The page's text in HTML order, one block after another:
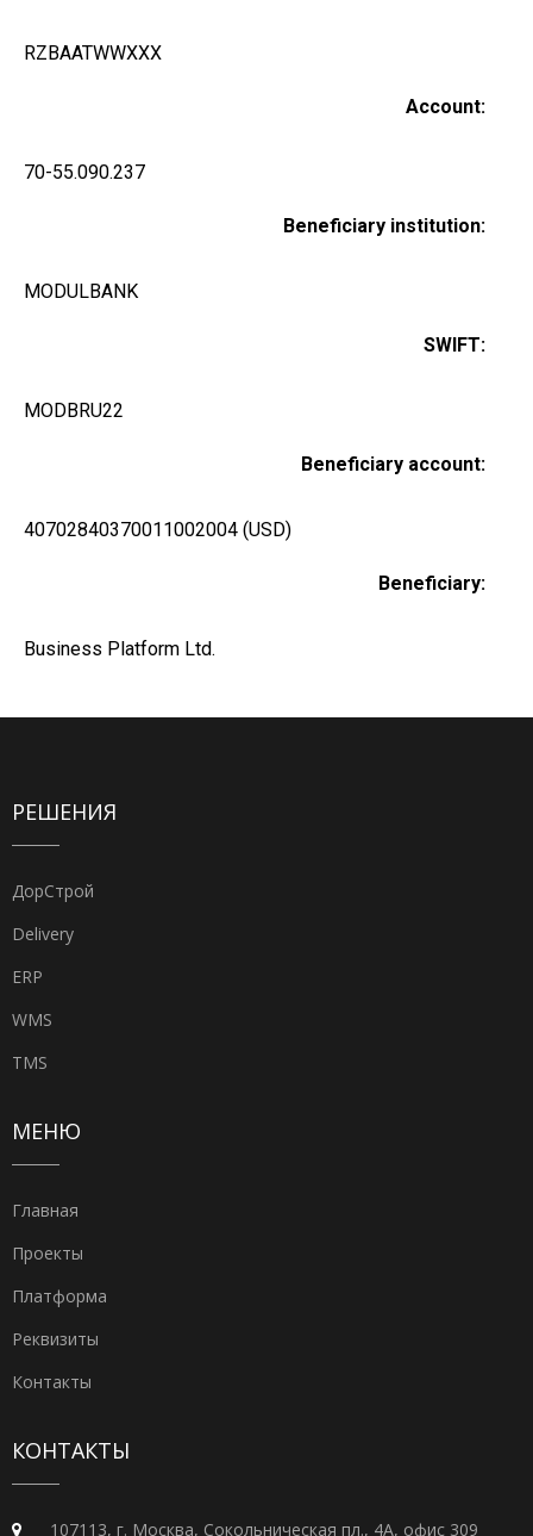
RZBAATWWXXX
Account:
70-55.090.237
Beneficiary institution:
MODULBANK
SWIFT:
MODBRU22
Beneficiary account:
40702840370011002004 (USD)
Beneficiary:
Business Platform Ltd.
РЕШЕНИЯ
ДорСтрой
Delivery
ERP
WMS
TMS
МЕНЮ
Главная
Проекты
Платформа
Реквизиты
Контакты
КОНТАКТЫ
107113, г. Москва, Сокольническая пл., 4А, офис 309